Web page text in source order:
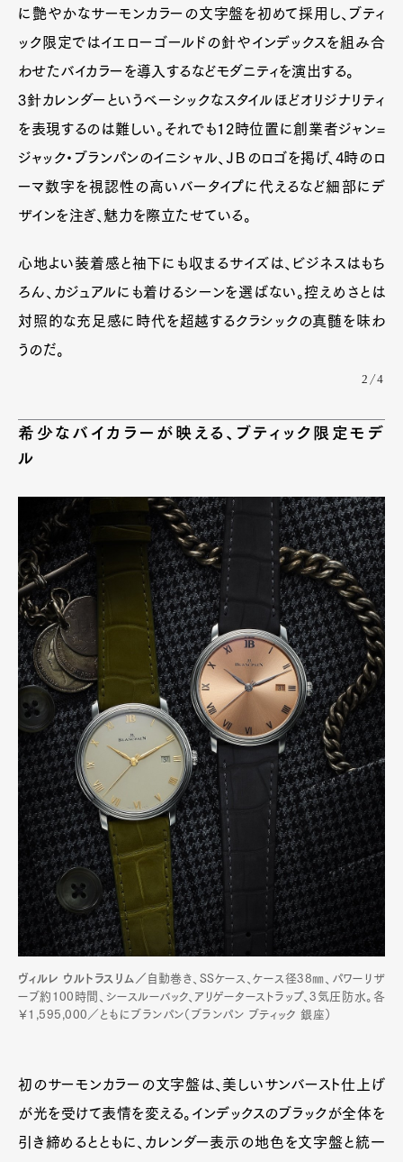
に艶やかなサーモンカラーの文字盤を初めて採用し、ブティ
ック限定ではイエローゴールドの針やインデックスを組み合
わせたバイカラーを導入するなどモダニティを演出する。
3針カレンダーというベーシックなスタイルほどオリジナリティ
を表現するのは難しい。それでも12時位置に創業者ジャン=
ジャック・ブランパンのイニシャル、ＪＢのロゴを掲げ、4時のロ
ーマ数字を視認性の高いバータイプに代えるなど細部にデ
ザインを注ぎ、魅力を際立たせている。
心地よい装着感と袖下にも収まるサイズは、ビジネスはもち
ろん、カジュアルにも着けるシーンを選ばない。控えめさとは
対照的な充足感に時代を超越するクラシックの真髄を味わ
うのだ。
2/4
希少なバイカラーが映える、ブティック限定モデ
ル
ヴィルレ ウルトラスリム／ 自動巻き、SSケース、ケース径38㎜、パワーリザ
ーブ約100時間、シースルーバック、アリゲーターストラップ、3気圧防水。各
￥1,595,000／ともにブランパン（ブランパン ブティック 銀座）
初のサーモンカラーの文字盤は、美しいサンバースト仕上げ
が光を受けて表情を変える。インデックスのブラックが全体を
引き締めるとともに、カレンダー表示の地色を文字盤と統一